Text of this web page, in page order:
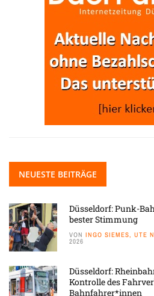
NEUESTE BEITRÄGE
Düsseldorf: Punk-
bester Stimmung
VON INGO SIEMES, UTE
2026
Düsseldorf:
Kontrolle des
Bahnfahrer*innen